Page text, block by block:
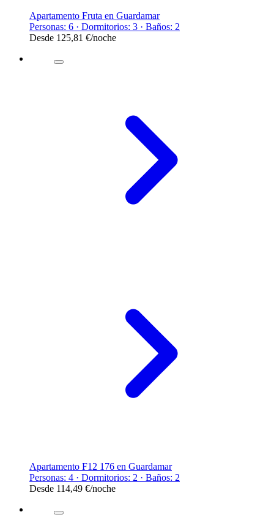
Apartamento Fruta en Guardamar
Personas: 6 · Dormitorios: 3 · Baños: 2
Desde 125,81 €/noche
Apartamento F12 176 en Guardamar
Personas: 4 · Dormitorios: 2 · Baños: 2
Desde 114,49 €/noche